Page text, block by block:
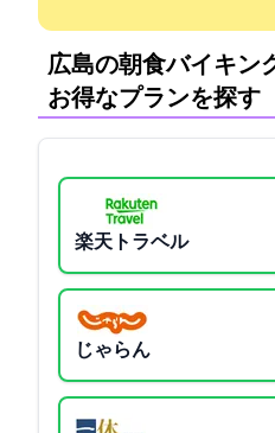
広島の朝食バイキン
お得なプランを探す
楽天トラベル
じゃらん